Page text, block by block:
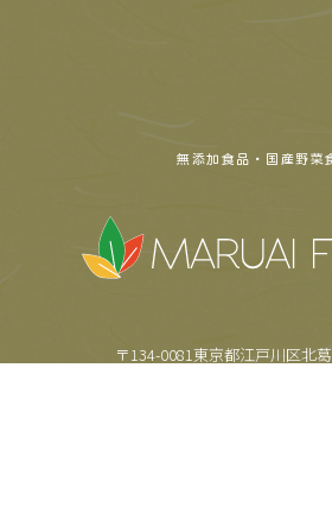
無添加食品・国産野菜
〒134-0081東京都江戸川区北